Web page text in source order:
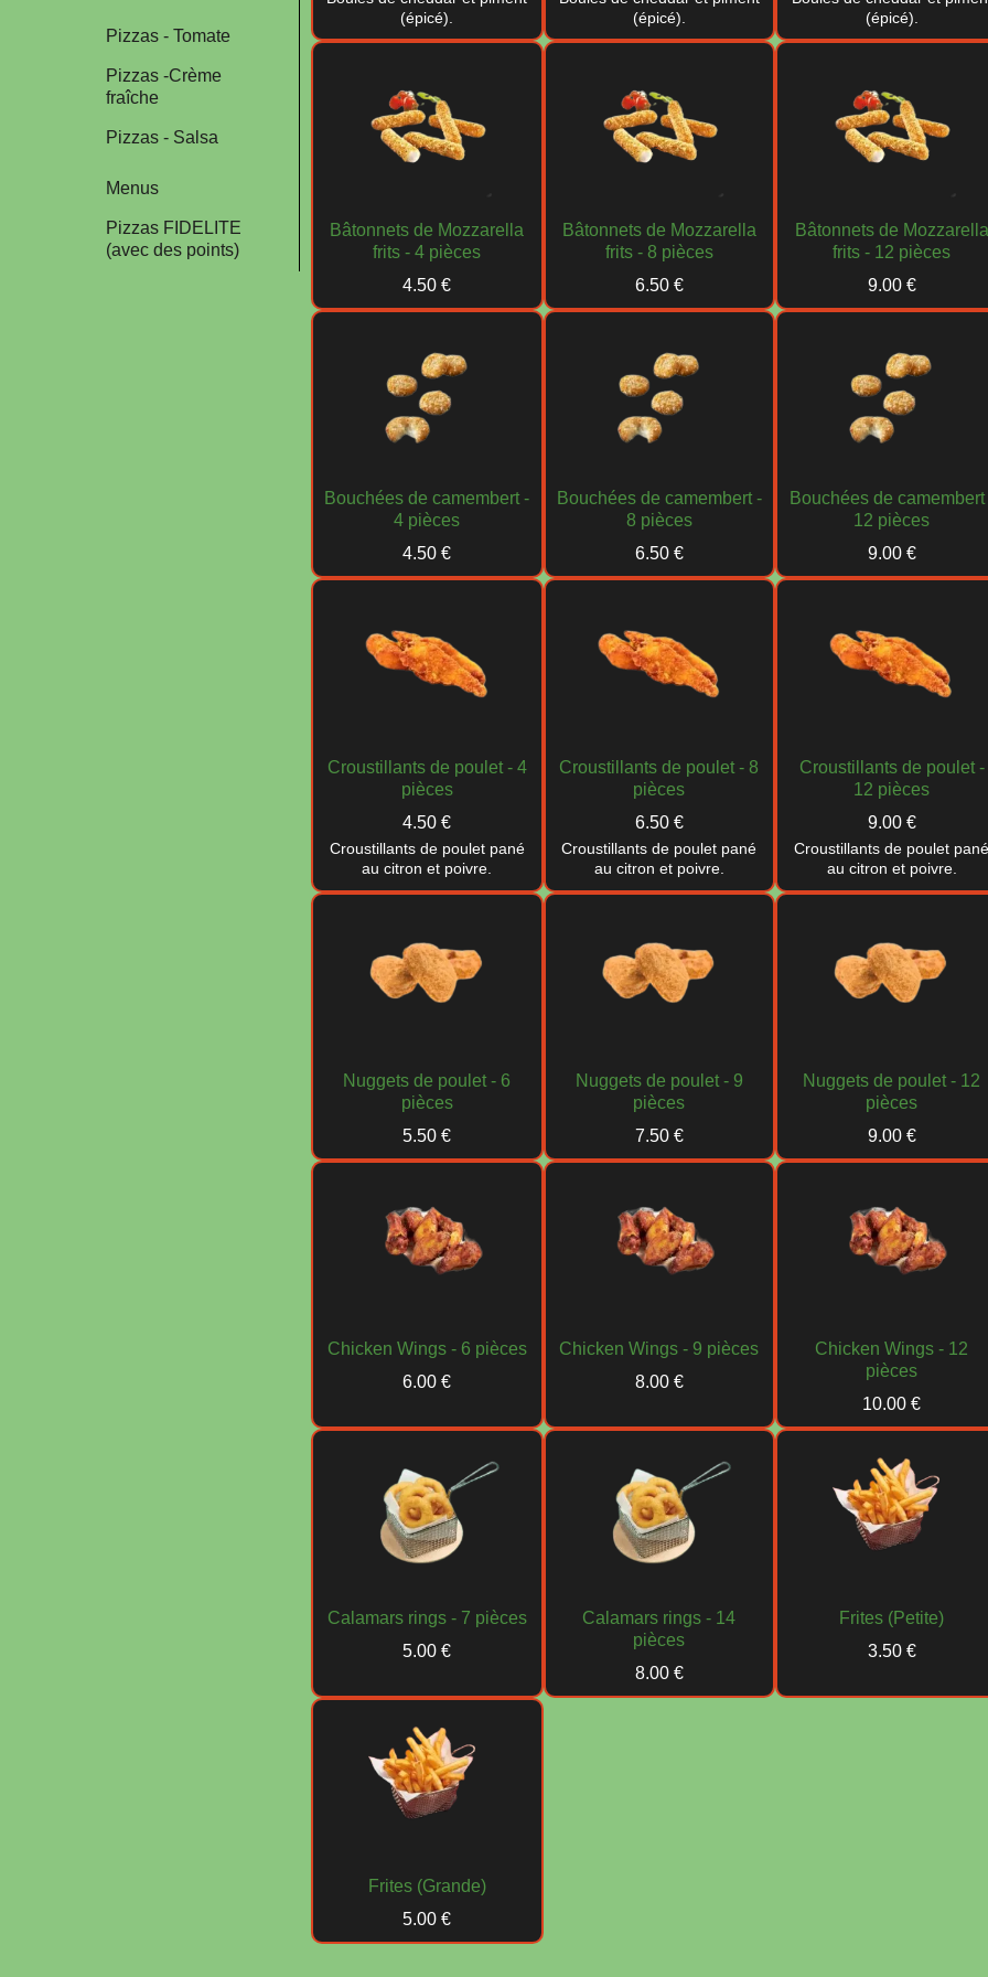
Pizzas - Tomate
Pizzas -Crème
fraîche
Pizzas - Salsa
Menus
Pizzas FIDELITE
(avec des points)
(épicé).
(épicé).
(épicé).
4.50 €
Bâtonnets de Mozzarella
frits - 4 pièces
6.50 €
Bâtonnets de Mozzarella
frits - 8 pièces
9.00 €
Bâtonnets de Mozzarella
frits - 12 pièces
4.50 €
Bouchées de camembert -
4 pièces
6.50 €
Bouchées de camembert -
8 pièces
9.00 €
Bouchées de camembert
12 pièces
4.50 €
Croustillants de poulet - 4
pièces
Croustillants de poulet pané
au citron et poivre.
6.50 €
Croustillants de poulet - 8
pièces
Croustillants de poulet pané
au citron et poivre.
9.00 €
Croustillants de poulet -
12 pièces
Croustillants de poulet
au citron et poivre.
5.50 €
Nuggets de poulet - 6
pièces
7.50 €
Nuggets de poulet - 9
pièces
9.00 €
Nuggets de poulet - 12
pièces
6.00 €
Chicken Wings - 6 pièces
8.00 €
Chicken Wings - 9 pièces
10.00 €
Chicken Wings - 12
pièces
5.00 €
Calamars rings - 7 pièces
8.00 €
Calamars rings - 14
pièces
3.50 €
Frites (Petite)
5.00 €
Frites (Grande)